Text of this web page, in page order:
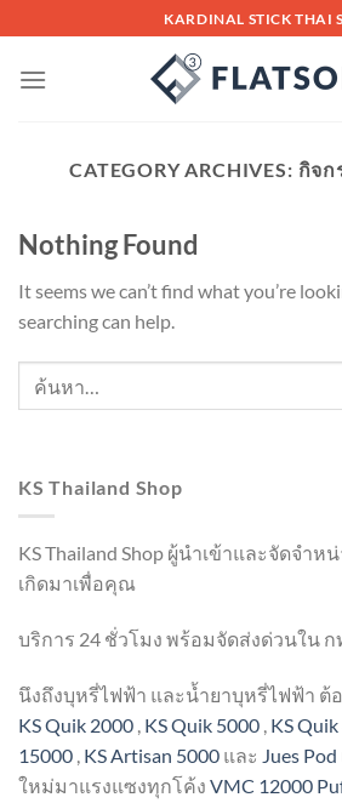
to
content
KARDINAL STICK THAI
CATEGORY ARCHIVES: กิจ
Nothing Found
It seems we can’t find what you’re
searching can help.
KS Thailand Shop
KS Thailand Shop ผู้นำเข้าและจัดจำห
เกิดมาเพื่อคุณ
บริการ 24 ชั่วโมง พร้อมจัดส่งด่วนใน ก
นึงถึงบุหรี่ไฟฟ้า และน้ำยาบุหรี่ไฟฟ้า ต้
KS Quik 2000 , KS Quik 5000 , KS
15000 , KS Artisan 5000 และ Jues Pod
ใหม่มาแรงแซงทุกโค้ง VMC 12000